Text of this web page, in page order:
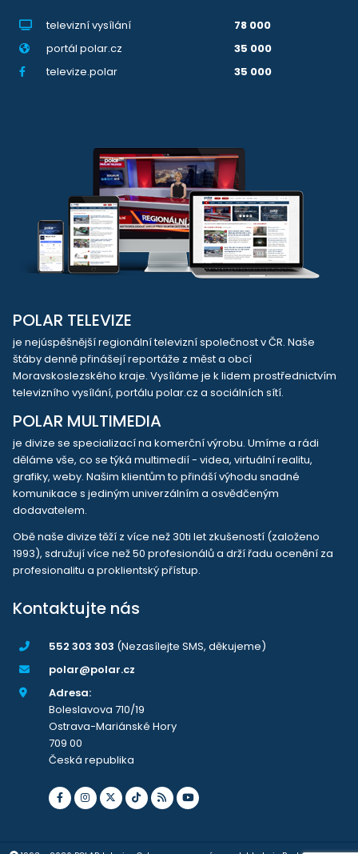
televizní vysílání
78 000
portál polar.cz
35 000
televize.polar
35 000
POLAR TELEVIZE
je nejúspěšnější regionální televizní společnost v ČR. Naše
štáby denně přinášejí reportáže z měst a obcí
Moravskoslezského kraje. Vysíláme je k lidem prostřednictvím
televizního vysílání, portálu polar.cz a sociálních sítí.
POLAR MULTIMEDIA
je divize se specializací na komerční výrobu. Umíme a rádi
děláme vše, co se týká multimedií - videa, virtuální realitu,
grafiky, weby. Našim klientům to přináší výhodu snadné
komunikace s jediným univerzálním a osvědčeným
dodavatelem.
Obě naše divize těží z více než 30ti let zkušeností (založeno
1993), sdružují více než 50 profesionálů a drží řadu ocenění za
profesionalitu a proklientský přístup.
Kontaktujte nás
552 303 303 (Nezasílejte SMS, děkujeme)
polar@polar.cz
Adresa:
Boleslavova 710/19
Ostrava-Mariánské Hory
709 00
Česká republika